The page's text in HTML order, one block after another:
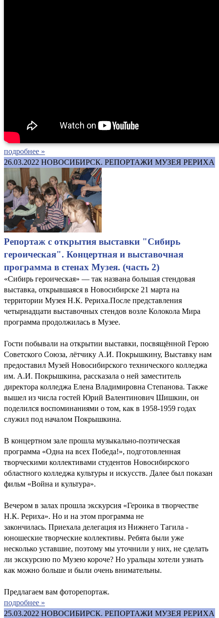
подробнее »
26.03.2022 НОВОСИБИРСК. РЕПОРТАЖИ МУЗЕЯ РЕРИХА
Репортаж с открытия выставки "Сибирь
героическая". Концертная и выставочная
программа в стенах Музея. (часть 2)
«Сибирь героическая» — так названа большая стендовая
выставка, открывшаяся в Новосибирске 21 марта на
территории Музея Н.К. Рериха.После представления
четырнадцати выставочных стендов возле Колокола Мира
программа продолжилась в Музее.
Гости побывали на открытии выставки, посвящённой Герою
Советского Союза, лётчику А.И. Покрышкину, Выставку нам
предоставил Музей Новосибирского технического колледжа
им. А.И. Покрышкина, рассказала о ней заместитель
директора колледжа Елена Владимировна Степанова. Также
вышел из числа гостей Юрий Валентинович Шишкин, он
поделился воспоминаниями о том, как в 1958-1959 годах
служил под началом Покрышкина.
В концертном зале прошла музыкально-поэтическая
программа «Одна на всех Победа!», подготовленная
творческими коллективами студентов Новосибирского
областного колледжа культуры и искусств. Далее был показан
фильм «Война и культура».
Вечером в залах прошла экскурсия «Героика в творчестве
Н.К. Рериха». Но и на этом программа не
закончилась. Приехала делегация из Нижнего Тагила -
юношеские творческие коллективы. Ребята были уже
несколько уставшие, поэтому мы уточнили у них, не сделать
ли экскурсию по Музею короче? Но уральцы хотели узнать
как можно больше и были очень внимательны.
Предлагаем вам фоторепортаж.
подробнее »
25.03.2022 НОВОСИБИРСК. РЕПОРТАЖИ МУЗЕЯ РЕРИХА